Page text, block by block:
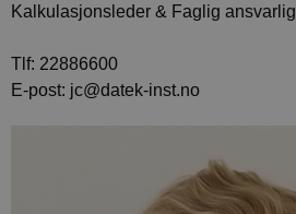
Kalkulasjonsleder & Faglig ansvarlig
Tlf: 22886600
E-post: jc@datek-inst.no